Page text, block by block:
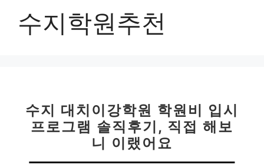
수지학원추천
수지 대치이강학원 학원비 입시
프로그램 솔직후기, 직접 해보
니 이랬어요